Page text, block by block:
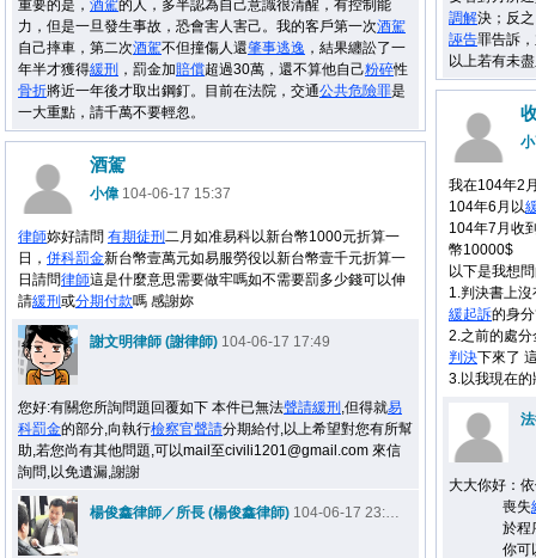
調解決；反
誣告罪告訴
以上若有未
重要的是， 酒駕的人，多半認為自己意識很清醒，有控制能
力，但是一旦發生事故，恐會害人害己。我的客戶第一次酒駕
自己摔車，第二次酒駕不但撞傷人還肇事逃逸 ，結果纏訟了一
年半才獲得緩刑 ，罰金加賠償超過30萬，還不算他自己粉碎性
骨折將近一年後才取出鋼釘。目前在法院，交通公共危險罪是
一大重點，請千萬不要輕忽。
我在104年2
104年6月以
104年7月收
幣10000$
以下是我想
1.判決書上
緩起訴的身
2.之前的處
判決下來了
3.以我現在
大大你好：
喪失
於程序上
你可以來
酒駕
小偉104-06-17 15:37
律師妳好請問 有期徒刑 二月如准易科以新台幣1000元折算一
日， 併科罰金新台幣壹萬元如易服勞役以新台幣壹千元折算一
日請問律師這是什麼意思需要做牢嗎如不需要罰多少錢可以伸
請緩刑 或分期付款嗎 感謝妳
謝文明律師 (謝律師) 104-06-17 17:49
您好:有關您所詢問題回覆如下 本件已無法聲請緩刑 ,但得就易
科罰金的部分,向執行檢察官聲請分期給付,以上希望對您有所幫
助,若您尚有其他問題,可以mail至civili1201@gmail.com 來信
詢問,以免遺漏,謝謝
楊俊鑫律師／所長 (楊俊鑫律師) 104-06-17 23:10